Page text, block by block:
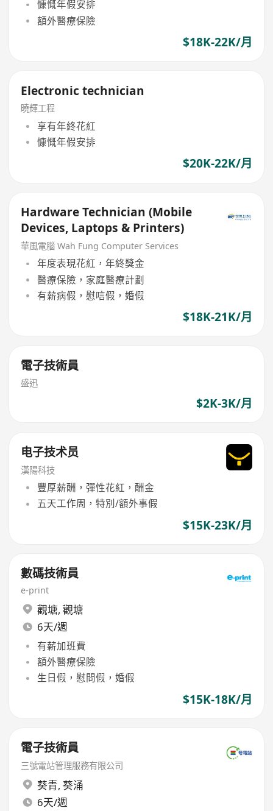
慷慨年假安排
額外醫療保險
$18K-22K/月
Electronic technician
曉輝工程
享有年終花紅
慷慨年假安排
$20K-22K/月
Hardware Technician (Mobile
Devices, Laptops & Printers)
華風電腦 Wah Fung Computer Services
年度表現花紅，年終獎金
醫療保險，家庭醫療計劃
有薪病假，慰唁假，婚假
$18K-21K/月
電子技術員
盛迅
$2K-3K/月
电子技术员
漢陽科技
豐厚薪酬，彈性花紅，酬金
五天工作周，特別/額外事假
$15K-23K/月
數碼技術員
e-print
觀塘, 觀塘
6天/週
有薪加班費
額外醫療保險
生日假，慰問假，婚假
$15K-18K/月
電子技術員
三號電站管理服務有限公司
葵青, 葵涌
6天/週